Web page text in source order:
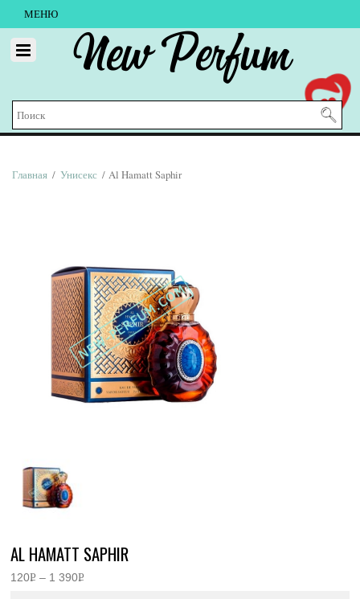
МЕНЮ
New Perfum
Главная / Унисекс / Al Hamatt Saphir
AL HAMATT SAPHIR
120Р – 1 390Р